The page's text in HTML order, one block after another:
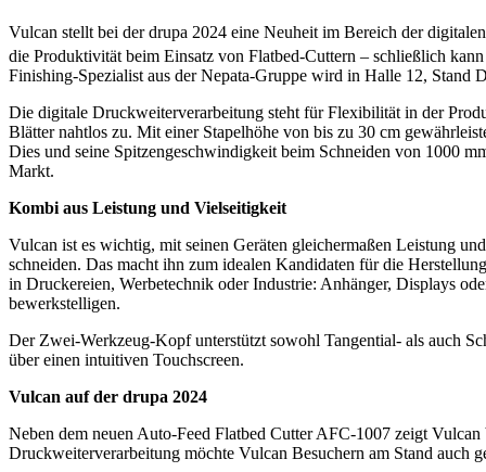
Vulcan stellt bei der drupa 2024 eine Neuheit im Bereich der
die Produktivität beim Einsatz von Flatbed-Cuttern – schließlich
Finishing-Spezialist aus der Nepata-Gruppe wird in Halle 12, Stand
Die digitale Druckweiterverarbeitung steht für Flexibilität in der
Blätter nahtlos zu. Mit einer Stapelhöhe von bis zu 30 cm
Dies und seine Spitzengeschwindigkeit beim Schneiden von 1000
Markt.
Kombi aus Leistung und Vielseitigkeit
Vulcan ist es wichtig, mit seinen Geräten gleichermaßen Leistung
schneiden. Das macht ihn zum idealen Kandidaten für die
in Druckereien, Werbetechnik oder Industrie: Anhänger, Displays
bewerkstelligen.
Der Zwei-Werkzeug-Kopf unterstützt sowohl Tangential- als auch
über einen intuitiven Touchscreen.
Vulcan auf der drupa 2024
Neben dem neuen Auto-Feed Flatbed Cutter AFC-1007 zeigt
Druckweiterverarbeitung möchte Vulcan Besuchern am Stand auch